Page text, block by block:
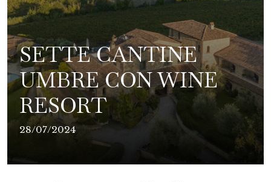
SETTE CANTINE
UMBRE CON WINE
RESORT
28/07/2024